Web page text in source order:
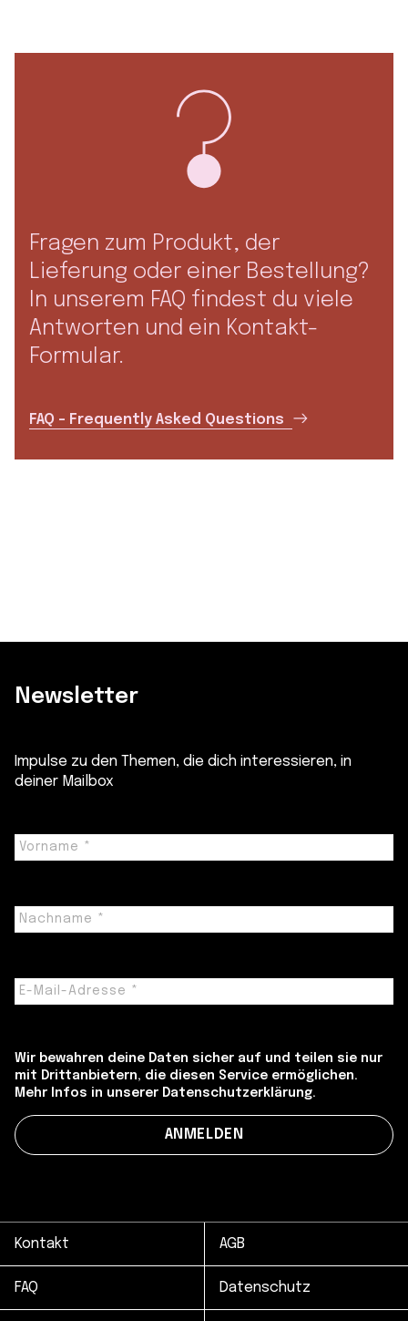
Fragen zum Produkt, der
Lieferung oder einer Bestellung?
In unserem FAQ findest du viele
Antworten und ein Kontakt-
Formular.
FAQ – Frequently Asked Questions
Newsletter
Impulse zu den Themen, die dich interessieren, in
deiner Mailbox
Wir bewahren deine Daten sicher auf und teilen sie nur
mit Drittanbietern, die diesen Service ermöglichen.
Mehr Infos in unserer Datenschutzerklärung.
Kontakt AGB
FAQ Datenschutz